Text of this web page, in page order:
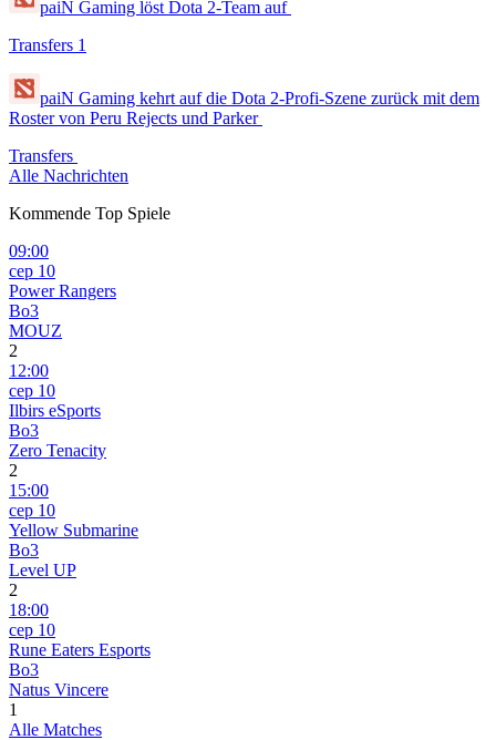
paiN Gaming löst Dota 2-Team auf
Transfers 1
paiN Gaming kehrt auf die Dota 2-Profi-Szene zurück mit dem
Roster von Peru Rejects und Parker
Transfers
Alle Nachrichten
Kommende Top Spiele
09:00
сер 10
Power Rangers
Bo3
MOUZ
2
12:00
сер 10
Ilbirs eSports
Bo3
Zero Tenacity
2
15:00
сер 10
Yellow Submarine
Bo3
Level UP
2
18:00
сер 10
Rune Eaters Esports
Bo3
Natus Vincere
1
Alle Matches